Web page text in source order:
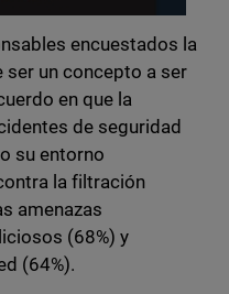
encuestados la
ser un concepto a ser
en que la
de seguridad
su entorno
la filtración
amenazas
(68%) y
(64%).